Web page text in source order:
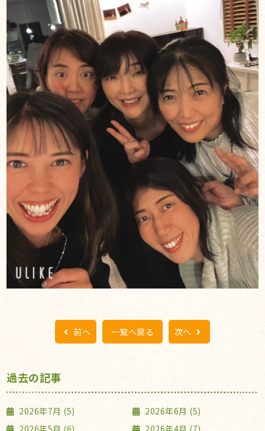
前へ 一覧へ戻る 次へ
過去の記事
2026年7月 (5)
2026年6月 (5)
2026年5月 (6)
2026年4月 (7)